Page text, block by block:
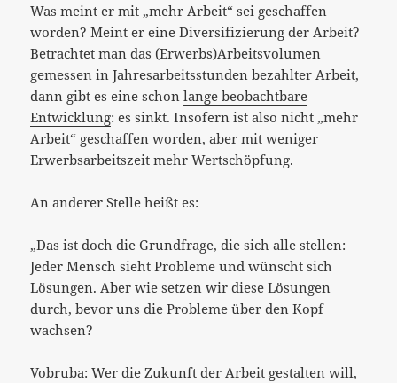
Was meint er mit „mehr Arbeit“ sei geschaffen
worden? Meint er eine Diversifizierung der Arbeit?
Betrachtet man das (Erwerbs)Arbeitsvolumen
gemessen in Jahresarbeitsstunden bezahlter Arbeit,
dann gibt es eine schonlange beobachtbare
Entwicklung: es sinkt. Insofern ist also nicht „mehr
Arbeit“ geschaffen worden, aber mit weniger
Erwerbsarbeitszeit mehr Wertschöpfung.
An anderer Stelle heißt es:
„Das ist doch die Grundfrage, die sich alle stellen:
Jeder Mensch sieht Probleme und wünscht sich
Lösungen. Aber wie setzen wir diese Lösungen
durch, bevor uns die Probleme über den Kopf
wachsen?
Vobruba: Wer die Zukunft der Arbeit gestalten will,